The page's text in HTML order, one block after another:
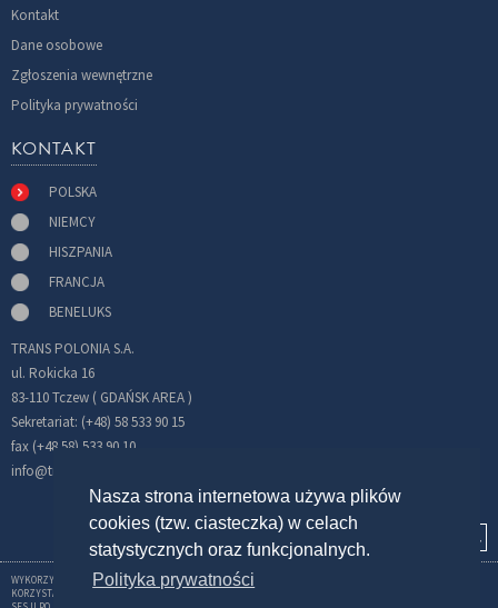
Nasza strona internetowa używa plików
cookies (tzw. ciasteczka) w celach
statystycznych oraz funkcjonalnych.
Polityka prywatności
Kontakt
Dane osobowe
Zgłoszenia wewnętrzne
Polityka prywatności
KONTAKT
POLSKA
NIEMCY
HISZPANIA
FRANCJA
BENELUKS
TRANS POLONIA S.A.
ul. Rokicka 16
83-110 Tczew ( GDAŃSK AREA )
Sekretariat: (+48) 58 533 90 15
fax (+48 58) 533 90 10
info@transpolonia.com
WYKORZYSTUJEMY CIASTECZKA (COOKIES) W CELU GROMADZENIA INFORMACJI ZWIĄZANYCH Z
KORZYSTANIEM Z SERWISU. STOSOWANE PRZEZ NAS PLIKI TYPU COOKIES UMOŻLIWIAJĄ UTRZYMANIE